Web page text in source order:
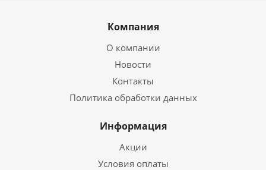
Компания
О компании
Новости
Контакты
Политика обработки данных
Информация
Акции
Условия оплаты